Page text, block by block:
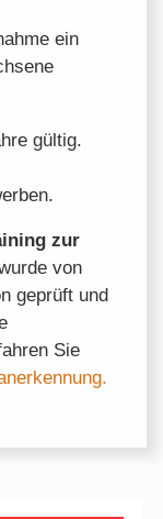
ein
gültig.
zur
von
geprüft und
Sie